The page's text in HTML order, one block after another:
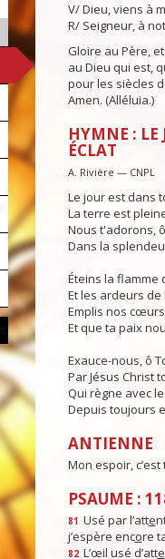
V/ Dieu, viens à
R/ Seigneur, à
Gloire au Père,
au Dieu qui est,
pour les siècles
Amen. (Alléluia.)
HYMNE : LE
ÉCLAT
A. Rivière — CNPL
Le jour est dans
La terre est
Nous t'adorons,
Dans la
Éteins la flamme
Et les ardeurs de
Emplis nos
Et que ta paix
Exauce-nous, ô
Par Jésus Christ
Qui règne avec
Depuis toujours
ANTIENNE
Mon espoir,
PSAUME :
81 Usé par l’atte
j’espère encore
82 L’œil usé d’atte